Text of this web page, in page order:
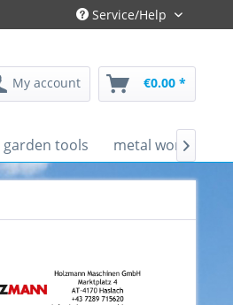
Service/Help
My account €0.00 *
garden tools metal working
